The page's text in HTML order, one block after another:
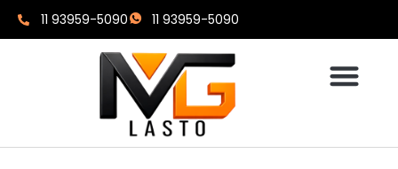
11 93959-5090 11 93959-5090